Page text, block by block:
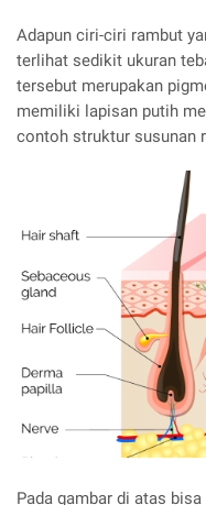
Adapun ciri-ciri rambut
terlihat sedikit ukuran
tersebut merupakan
memiliki lapisan putih
contoh struktur susunan
Pada gambar di atas